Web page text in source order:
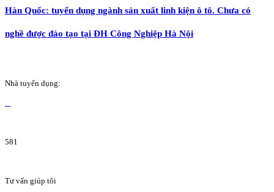
Hàn Quốc: tuyển dụng ngành sản xuất linh kiện ô tô. Chưa có
nghề được đào tạo tại ĐH Công Nghiệp Hà Nội
Nhà tuyển dụng:
581
Tư vấn giúp tôi